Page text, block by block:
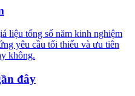
liệu tổng số năm kinh nghiệm
yêu cầu tối thiểu và ưu tiên
không.
đây